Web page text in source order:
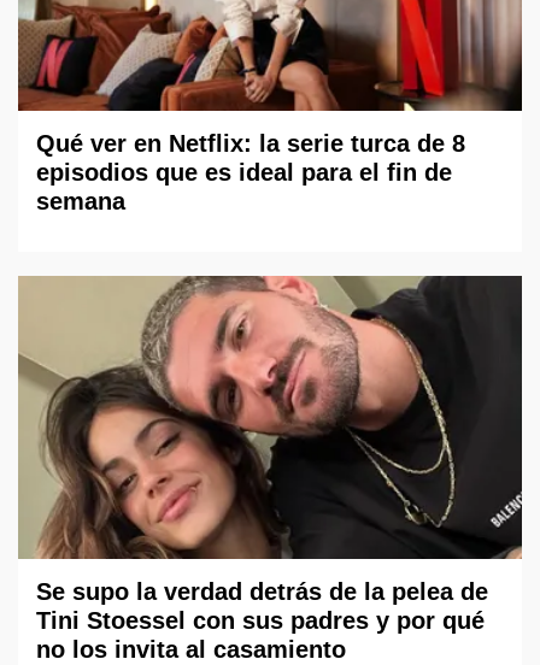
Qué ver en Netflix: la serie turca de 8
episodios que es ideal para el fin de
semana
Se supo la verdad detrás de la pelea de
Tini Stoessel con sus padres y por qué
no los invita al casamiento